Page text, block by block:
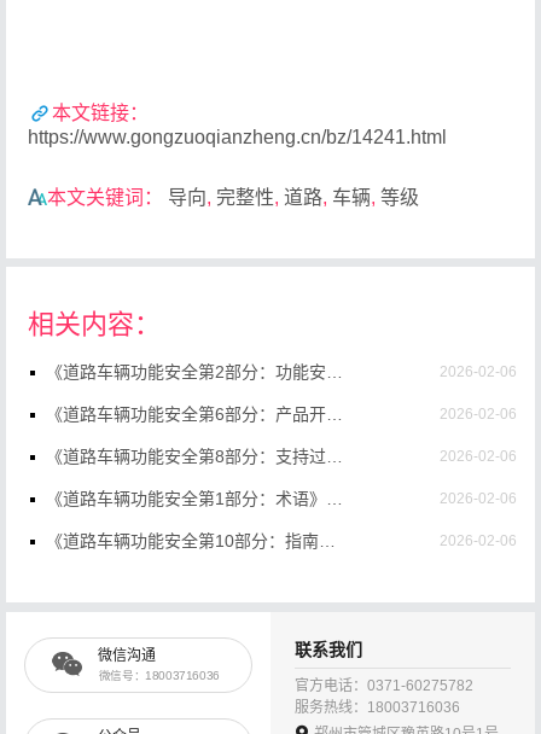
本文链接：
https://www.gongzuoqianzheng.cn/bz/14241.html
本文关键词： 导向, 完整性, 道路, 车辆, 等级
相关内容：
《道路车辆功能安全第2部分：功能安全管理》（GB/T34590.2-2022）【高清无水印PDF版下载】 2026-02-06
《道路车辆功能安全第6部分：产品开发：软件层面》（GB/T34590.6-2022）【高清无水印PDF版下载】 2026-02-06
《道路车辆功能安全第8部分：支持过程》（GB/T34590.8-2022）【全文附高清无水印PDF版下载】 2026-02-06
《道路车辆功能安全第1部分：术语》（GB/T34590.1-2022）【高清无水印PDF版下载】 2026-02-06
《道路车辆功能安全第10部分：指南》（GB/T34590.10-2022）【高清无水印PDF版下载】 2026-02-06
《道路车辆功能安全第5部分：产品开发：硬件层面》（GB/T34590.5-2022）【高清无水印PDF版下载】 2026-02-06
微信沟通
微信号：18003716036
联系我们
官方电话：0371-60275782
服务热线：18003716036